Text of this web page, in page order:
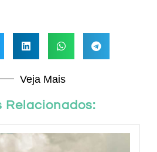
Veja Mais
Relacionados: